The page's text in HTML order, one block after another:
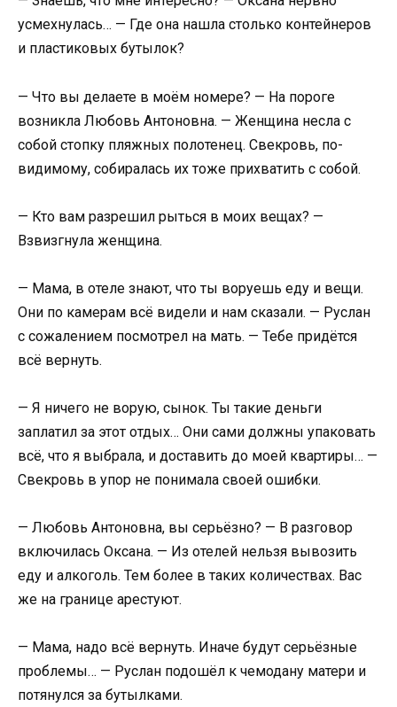
усмехнулась… — Где она нашла столько контейнеров
и пластиковых бутылок?
— Что вы делаете в моём номере? — На пороге
возникла Любовь Антоновна. — Женщина несла с
собой стопку пляжных полотенец. Свекровь, по-
видимому, собиралась их тоже прихватить с собой.
— Кто вам разрешил рыться в моих вещах? —
Взвизгнула женщина.
— Мама, в отеле знают, что ты воруешь еду и вещи.
Они по камерам всё видели и нам сказали. — Руслан
с сожалением посмотрел на мать. — Тебе придётся
всё вернуть.
— Я ничего не ворую, сынок. Ты такие деньги
заплатил за этот отдых… Они сами должны упаковать
всё, что я выбрала, и доставить до моей квартиры… —
Свекровь в упор не понимала своей ошибки.
— Любовь Антоновна, вы серьёзно? — В разговор
включилась Оксана. — Из отелей нельзя вывозить
еду и алкоголь. Тем более в таких количествах. Вас
же на границе арестуют.
— Мама, надо всё вернуть. Иначе будут серьёзные
проблемы… — Руслан подошёл к чемодану матери и
потянулся за бутылками.